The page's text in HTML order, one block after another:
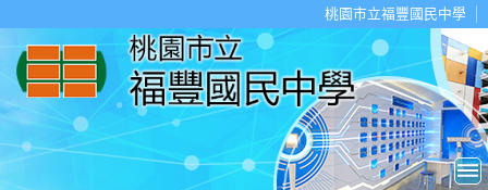
桃園市立福豐國民中學